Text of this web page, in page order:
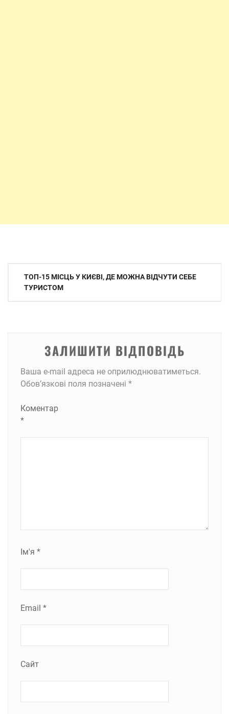
Навігація
записів
ТОП-15 МІСЦЬ У КИЄВІ, ДЕ МОЖНА ВІДЧУТИ СЕБЕ
ТУРИСТОМ
ЗАЛИШИТИ ВІДПОВІДЬ
Ваша e-mail адреса не оприлюднюватиметься.
Обов’язкові поля позначені *
Коментар
*
Ім'я *
Email *
Сайт